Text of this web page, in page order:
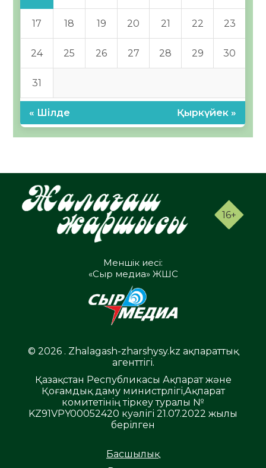
17 18 19 20 21 22 23
24 25 26 27 28 29 30
31
« Шілде Қыркүйек »
16+
Меншік иесі:
«Сыр медиа» ЖШС
© 2026 . Zhalagash-zharshysy.kz ақпараттық
агенттігі.
Қазақстан Республикасы Ақпарат және
Қоғамдық даму министрлігі,Ақпарат
комитетінің тіркеу туралы №
KZ91VPY00052420 куәлігі 21.07.2022 жылы
берілген
Басшылық